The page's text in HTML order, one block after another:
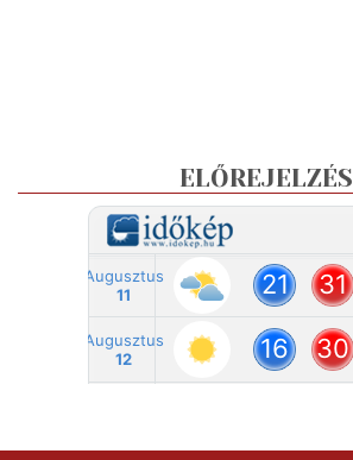
ELŐREJELZÉS